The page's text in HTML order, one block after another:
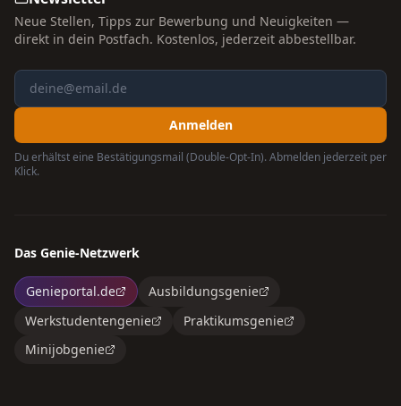
Neue Stellen, Tipps zur Bewerbung und Neuigkeiten —
direkt in dein Postfach. Kostenlos, jederzeit abbestellbar.
Anmelden
Du erhältst eine Bestätigungsmail (Double-Opt-In). Abmelden jederzeit per
Klick.
Das Genie-Netzwerk
Genieportal.de
Ausbildungsgenie
Werkstudentengenie
Praktikumsgenie
Minijobgenie